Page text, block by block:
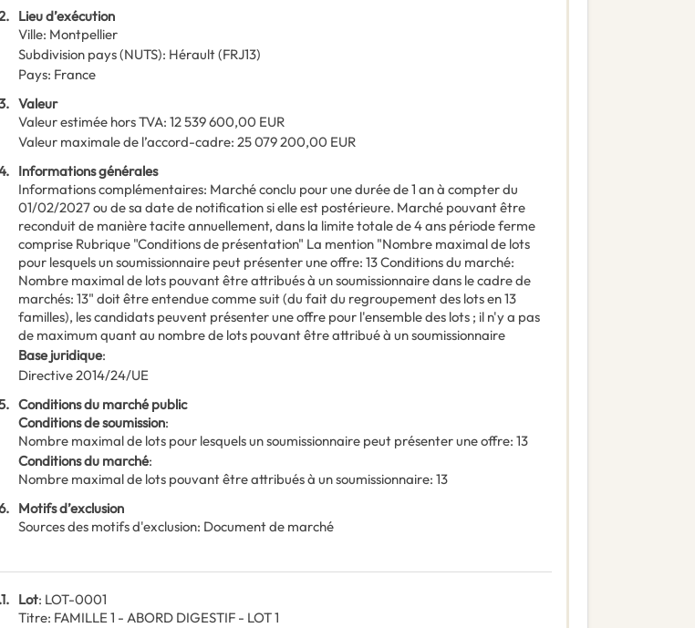
Lieu d’exécution
Ville: Montpellier
Subdivision pays (NUTS): Hérault(FRJ13)
Pays: France
Valeur
Valeur estimée hors TVA: 12 539 600,00 EUR
Valeur maximale de l’accord-cadre: 25 079 200,00 EUR
Informations générales
Informations complémentaires: Marché conclu pour une durée de 1 an à compter du
01/02/2027 ou de sa date de notification si elle est postérieure. Marché pouvant être
reconduit de manière tacite annuellement, dans la limite totale de 4 ans période ferme
comprise Rubrique "Conditions de présentation" La mention "Nombre maximal de lots
pour lesquels un soumissionnaire peut présenter une offre: 13 Conditions du marché:
Nombre maximal de lots pouvant être attribués à un soumissionnaire dans le cadre de
marchés: 13" doit être entendue comme suit (du fait du regroupement des lots en 13
familles), les candidats peuvent présenter une offre pour l'ensemble des lots ; il n'y a pas
de maximum quant au nombre de lots pouvant être attribué à un soumissionnaire
Base juridique:
Directive 2014/24/UE
Conditions du marché public
Conditions de soumission:
Nombre maximal de lots pour lesquels un soumissionnaire peut présenter une offre: 13
Conditions du marché:
Nombre maximal de lots pouvant être attribués à un soumissionnaire: 13
Motifs d’exclusion
Sources des motifs d'exclusion: Document de marché
Lot: LOT-0001
Titre: FAMILLE 1 - ABORD DIGESTIF - LOT 1